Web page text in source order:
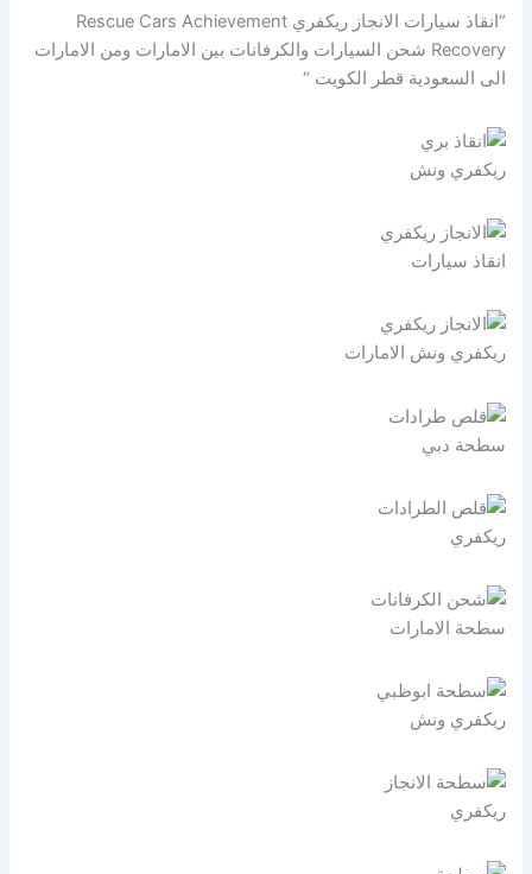
“انقاذ سيارات الانجاز ريكفري Rescue Cars Achievement
Recovery شحن السيارات والكرفانات بين الامارات ومن الامارات
الى السعودية قطر الكويت “
ريكفري ونش
انقاذ سيارات
ريكفري ونش الامارات
سطحة دبي
ريكفري
سطحة الامارات
ريكفري ونش
ريكفري